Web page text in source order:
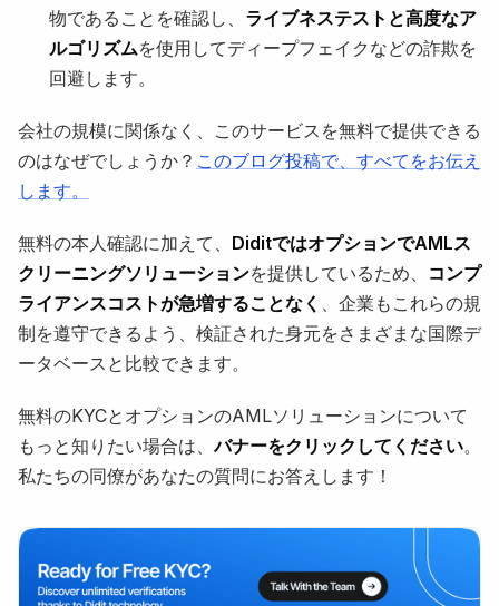
物であることを確認し、 ライブネステストと高度なア
ルゴリズムを使用してディープフェイクなどの詐欺を
回避します。
会社の規模に関係なく、このサービスを無料で提供できる
のはなぜでしょうか？ このブログ投稿で、すべてをお伝え
します。
無料の本人確認に加えて、 DiditではオプションでAMLス
クリーニングソリューションを提供しているため、 コンプ
ライアンスコストが急増することなく
、企業もこれらの規
制を遵守できるよう、検証された身元をさまざまな国際デ
ータベースと比較できます。
無料のKYCとオプションのAMLソリューションについて
もっと知りたい場合は、バナーをクリックしてください。
私たちの同僚があなたの質問にお答えします！